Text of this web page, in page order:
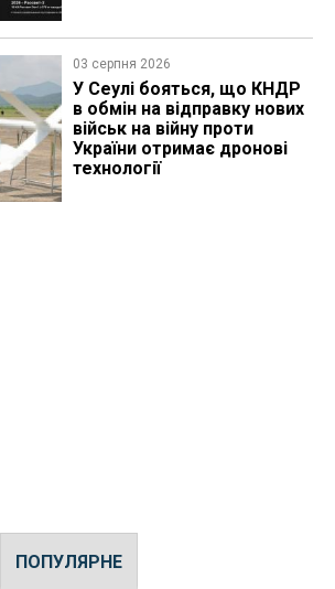
03 серпня 2026
У Сеулі бояться, що КНДР
в обмін на відправку нових
військ на війну проти
України отримає дронові
технології
ПОПУЛЯРНЕ